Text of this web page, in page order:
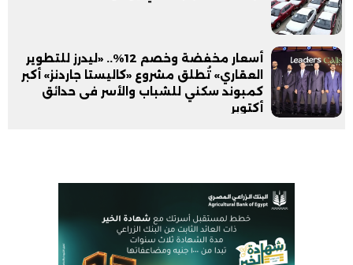
أسعار مخفضة وخصم 12%.. «ليدرز للتطوير
العقاري» تُطلق مشروع «كاليستا جاردنز» أكبر
كمبوند سكني للشباب والأسر فى حدائق
أكتوبر